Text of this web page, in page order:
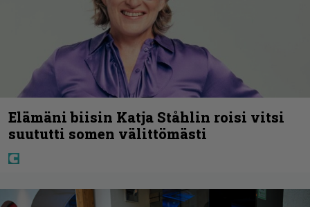
Elämäni biisin Katja Ståhlin roisi vitsi
suututti somen välittömästi